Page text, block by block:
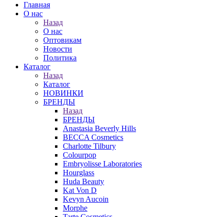
Главная
О нас
Назад
О нас
Оптовикам
Новости
Политика
Каталог
Назад
Каталог
НОВИНКИ
БРЕНДЫ
Назад
БРЕНДЫ
Anastasia Beverly Hills
BECCA Cosmetics
Charlotte Tilbury
Colourpop
Embryolisse Laboratories
Hourglass
Huda Beauty
Kat Von D
Kevyn Aucoin
Morphe